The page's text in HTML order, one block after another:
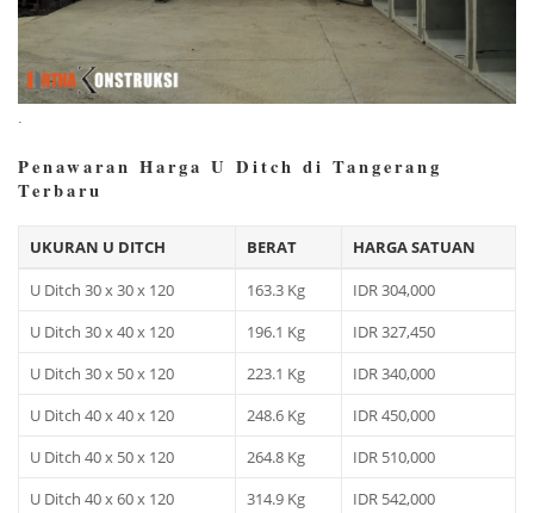
Penawaran Harga U Ditch di Tangerang
Terbaru
UKURAN U DITCH BERAT
HARGA SATUAN
U Ditch 30 x 30 x 120
163.3 Kg
IDR 304,000
U Ditch 30 x 40 x 120
196.1 Kg
IDR 327,450
U Ditch 30 x 50 x 120
223.1 Kg
IDR 340,000
U Ditch 40 x 40 x 120
248.6 Kg
IDR 450,000
U Ditch 40 x 50 x 120
264.8 Kg
IDR 510,000
U Ditch 40 x 60 x 120
314.9 Kg
IDR 542,000